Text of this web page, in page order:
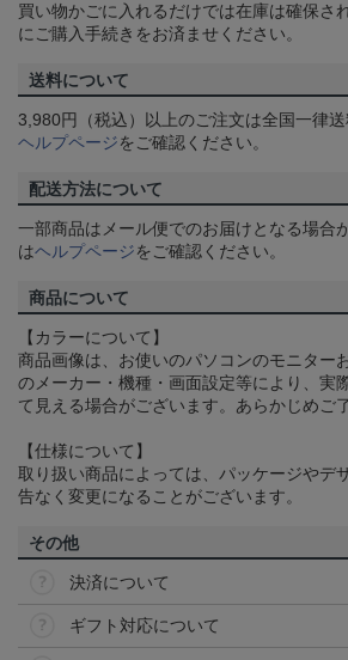
買い物かごに入れるだけでは在庫は確保さ
にご購入手続きをお済ませください。
送料について
3,980円（税込）以上のご注文は全国一律
ヘルプページをご確認ください。
配送方法について
一部商品はメール便でのお届けとなる場合
はヘルプページをご確認ください。
商品について
【カラーについて】
商品画像は、お使いのパソコンのモニター
のメーカー・機種・画面設定等により、実
て見える場合がございます。あらかじめご
【仕様について】
取り扱い商品によっては、パッケージやデ
告なく変更になることがございます。
その他
決済について
ギフト対応について